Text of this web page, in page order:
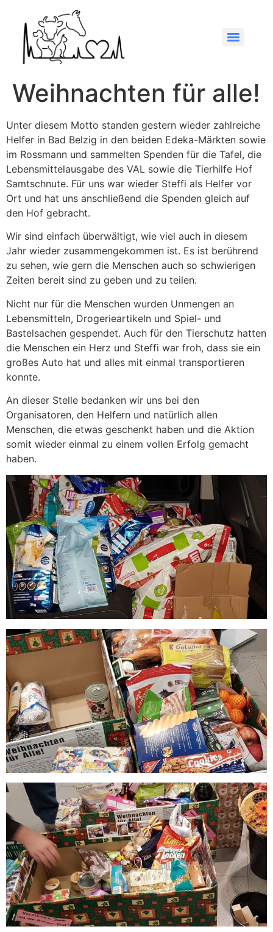
Weihnachten für alle!
Unter diesem Motto standen gestern wieder zahlreiche
Helfer in Bad Belzig in den beiden Edeka-Märkten sowie
im Rossmann und sammelten Spenden für die Tafel, die
Lebensmittelausgabe des VAL sowie die Tierhilfe Hof
Samtschnute. Für uns war wieder Steffi als Helfer vor
Ort und hat uns anschließend die Spenden gleich auf
den Hof gebracht.
Wir sind einfach überwältigt, wie viel auch in diesem
Jahr wieder zusammengekommen ist. Es ist berührend
zu sehen, wie gern die Menschen auch so schwierigen
Zeiten bereit sind zu geben und zu teilen.
Nicht nur für die Menschen wurden Unmengen an
Lebensmitteln, Drogerieartikeln und Spiel- und
Bastelsachen gespendet. Auch für den Tierschutz hatten
die Menschen ein Herz und Steffi war froh, dass sie ein
großes Auto hat und alles mit einmal transportieren
konnte.
An dieser Stelle bedanken wir uns bei den
Organisatoren, den Helfern und natürlich allen
Menschen, die etwas geschenkt haben und die Aktion
somit wieder einmal zu einem vollen Erfolg gemacht
haben.